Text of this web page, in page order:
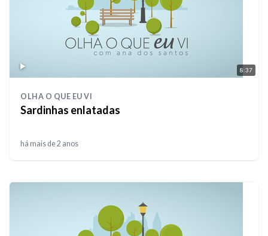
8:37
OLHA O QUE EU VI
Sardinhas enlatadas
há mais de 2 anos